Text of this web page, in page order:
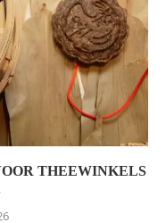
THEEWINKELS